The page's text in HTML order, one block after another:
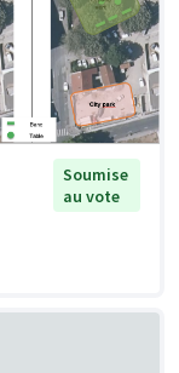
Soumise
au vote